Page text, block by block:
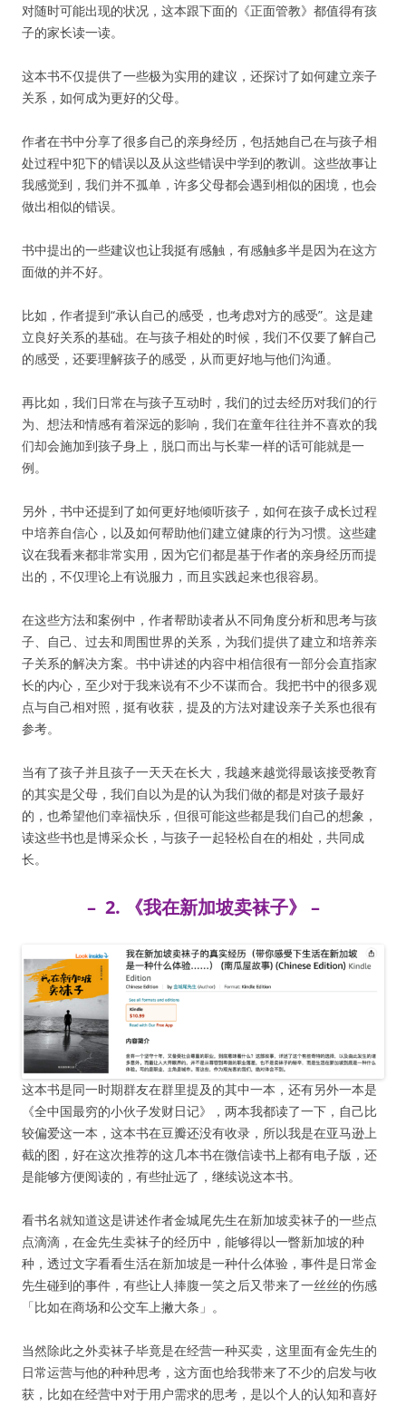
对随时可能出现的状况，这本跟下面的《正面管教》都值得有孩
子的家长读一读。
这本书不仅提供了一些极为实用的建议，还探讨了如何建立亲子
关系，如何成为更好的父母。
作者在书中分享了很多自己的亲身经历，包括她自己在与孩子相
处过程中犯下的错误以及从这些错误中学到的教训。这些故事让
我感觉到，我们并不孤单，许多父母都会遇到相似的困境，也会
做出相似的错误。
书中提出的一些建议也让我挺有感触，有感触多半是因为在这方
面做的并不好。
比如，作者提到“承认自己的感受，也考虑对方的感受”。这是建
立良好关系的基础。在与孩子相处的时候，我们不仅要了解自己
的感受，还要理解孩子的感受，从而更好地与他们沟通。
再比如，我们日常在与孩子互动时，我们的过去经历对我们的行
为、想法和情感有着深远的影响，我们在童年往往并不喜欢的我
们却会施加到孩子身上，脱口而出与长辈一样的话可能就是一
例。
另外，书中还提到了如何更好地倾听孩子，如何在孩子成长过程
中培养自信心，以及如何帮助他们建立健康的行为习惯。这些建
议在我看来都非常实用，因为它们都是基于作者的亲身经历而提
出的，不仅理论上有说服力，而且实践起来也很容易。
在这些方法和案例中，作者帮助读者从不同角度分析和思考与孩
子、自己、过去和周围世界的关系，为我们提供了建立和培养亲
子关系的解决方案。书中讲述的内容中相信很有一部分会直指家
长的内心，至少对于我来说有不少不谋而合。我把书中的很多观
点与自己相对照，挺有收获，提及的方法对建设亲子关系也很有
参考。
当有了孩子并且孩子一天天在长大，我越来越觉得最该接受教育
的其实是父母，我们自以为是的认为我们做的都是对孩子最好
的，也希望他们幸福快乐，但很可能这些都是我们自己的想象，
读这些书也是博采众长，与孩子一起轻松自在的相处，共同成
长。
– 2. 《我在新加坡卖袜子》 –
这本书是同一时期群友在群里提及的其中一本，还有另外一本是
《全中国最穷的小伙子发财日记》，两本我都读了一下，自己比
较偏爱这一本，这本书在豆瓣还没有收录，所以我是在亚马逊上
截的图，好在这次推荐的这几本书在微信读书上都有电子版，还
是能够方便阅读的，有些扯远了，继续说这本书。
看书名就知道这是讲述作者金城尾先生在新加坡卖袜子的一些点
点滴滴，在金先生卖袜子的经历中，能够得以一瞥新加坡的种
种，透过文字看看生活在新加坡是一种什么体验，事件是日常金
先生碰到的事件，有些让人捧腹一笑之后又带来了一丝丝的伤感
「比如在商场和公交车上撇大条」。
当然除此之外卖袜子毕竟是在经营一种买卖，这里面有金先生的
日常运营与他的种种思考，这方面也给我带来了不少的启发与收
获，比如在经营中对于用户需求的思考，是以个人的认知和喜好